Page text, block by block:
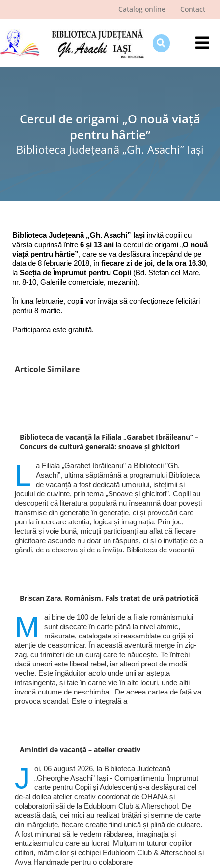
Catalog online Contact
Ştiri şi evenimente
Programe şi proiecte
Interes public
Cercul de origami „O nouă viață
pentru hârtie”
Biblioteca Judeţeană „Gh. Asachi” Iaşi
Biblioteca Județeană „Gh. Asachi” Iași invită copiii cu
vârsta cuprinsă între 6 și 13 ani la cercul de origami „O nouă
viață pentru hârtie”, care se va desfășura începând de pe
data de 8 februarie 2018, în fiecare zi de joi, de la ora 16.30,
la Secția de Împrumut pentru Copii (Bd. Ștefan cel Mare,
nr. 8-10, Galeriile comerciale, mezanin).
În luna februarie, copiii vor învăța să confecționeze felicitări
pentru 8 martie.
Participarea este gratuită.
Articole Similare
Biblioteca de vacanță la Filiala „Garabet Ibrăileanu” –
Concurs de cultură generală: snoave și ghicitori
L
a Filiala „Garabet Ibrăileanu” a Bibliotecii ”Gh.
Asachi”, ultima săptămână a programului Biblioteca
de vacanță a fost dedicată umorului, istețimii și
jocului de cuvinte, prin tema „Snoave și ghicitori”. Copiii au
descoperit că literatura populară nu înseamnă doar povești
transmise din generație în generație, ci și provocări care
pun la încercare atenția, logica și imaginația. Prin joc,
lectură și voie bună, micuții participanți au aflat că fiecare
ghicitoare ascunde nu doar un răspuns, ci și o invitație de a
gândi, de a observa și de a învăța. Biblioteca de vacanță
Briscan Zara, Românism. Fals tratat de ură patriotică
M
ai bine de 100 de feluri de a fi ale românismului
sunt disecate în carte până la nivel atomic,
măsurate, catalogate și reasamblate cu grijă și
atenție de ceasornicar. În această aventură merge în zig-
zag, cu trimiteri de un curaj care te năucește. Te întrebi
dacă uneori este liberal rebel, iar alteori preot de modă
veche. Este îngăduitor acolo unde unii ar aștepta
intrasingența, și taie în carne vie în alte locuri, unde alții
invocă cutume de neschimbat. De aceea cartea de față va
provoca scandal. Este o integrală a
Amintiri de vacanță – atelier creativ
J
oi, 06 august 2026, la Biblioteca Județeană
„Gheorghe Asachi” Iași - Compartimentul Împrumut
carte pentru Copii și Adolescenți s-a desfășurat cel
de-al doilea atelier creativ coordonat de OHANA și
colaboratorii săi de la Edubloom Club & Afterschool. De
această dată, cei mici au realizat brățări și semne de carte
din mărgeluțe, fiecare creație fiind unică și plină de culoare.
A fost minunat să le vedem răbdarea, imaginația și
entuziasmul cu care au lucrat. Mulțumim tuturor copiilor
cititori, mămicilor și echipei Edubloom Club & Afterschool și
Avva Handmade pentru o colaborare